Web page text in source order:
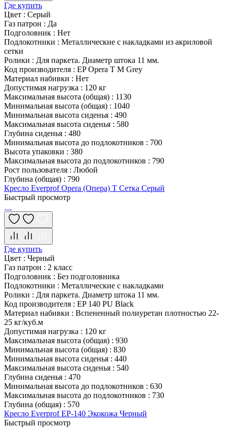
Где купить
Цвет : Серый
Газ патрон : Да
Подголовник : Нет
Подлокотники : Металлические с накладками из акриловой
сетки
Ролики : Для паркета. Диаметр штока 11 мм.
Код производителя : EP Opera T M Grey
Материал набивки : Нет
Допустимая нагрузка : 120 кг
Максимальная высота (общая) : 1130
Минимальная высота (общая) : 1040
Минимальная высота сиденья : 490
Максимальная высота сиденья : 580
Глубина сиденья : 480
Минимальная высота до подлокотников : 700
Высота упаковки : 380
Максимальная высота до подлокотников : 790
Рост пользователя : Любой
Глубина (общая) : 790
Кресло Everprof Opera (Опера) T Сетка Серый
Быстрый просмотр
Где купить
Цвет : Черный
Газ патрон : 2 класс
Подголовник : Без подголовника
Подлокотники : Металлические с накладками
Ролики : Для паркета. Диаметр штока 11 мм.
Код производителя : EP 140 PU Black
Материал набивки : Вспененный полиуретан плотностью 22-
25 кг/куб.м
Допустимая нагрузка : 120 кг
Максимальная высота (общая) : 930
Минимальная высота (общая) : 830
Минимальная высота сиденья : 440
Максимальная высота сиденья : 540
Глубина сиденья : 470
Минимальная высота до подлокотников : 630
Максимальная высота до подлокотников : 730
Глубина (общая) : 570
Кресло Everprof EP-140 Экокожа Черный
Быстрый просмотр